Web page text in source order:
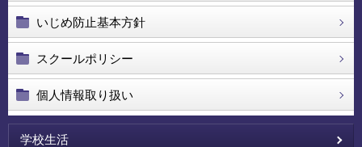
いじめ防止基本方針
スクールポリシー
個人情報取り扱い
学校生活